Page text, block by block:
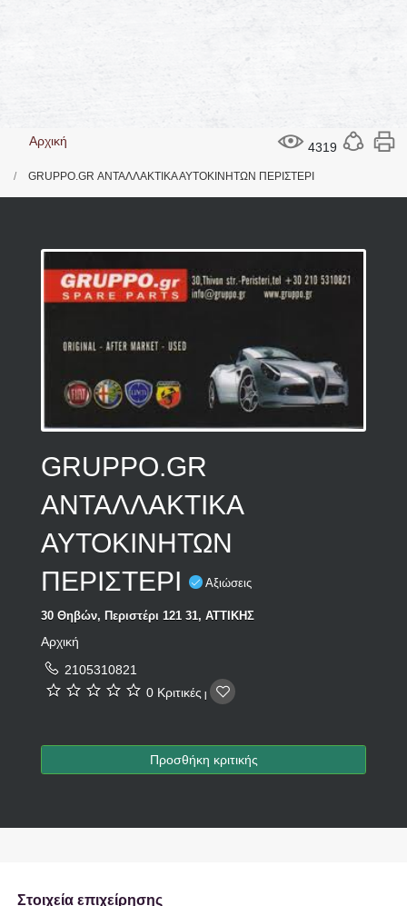
4319
Aρχική
GRUPPO.GR ΑΝΤΑΛΛΑΚΤΙΚΑ ΑΥΤΟΚΙΝΗΤΩΝ ΠΕΡΙΣΤΕΡΙ
GRUPPO.GR
ΑΝΤΑΛΛΑΚΤΙΚΑ
ΑΥΤΟΚΙΝΗΤΩΝ
ΠΕΡΙΣΤΕΡΙ
Αξιώσεις
30 Θηβών, Περιστέρι 121 31, ΑΤΤΙΚΗΣ
Aρχική
2105310821
0 Κριτικές |
Προσθήκη κριτικής
Στοιχεία επιχείρησης